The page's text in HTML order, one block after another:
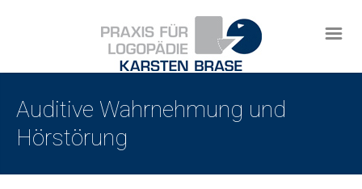
Auditive Wahrnehmung und
Hörstörung